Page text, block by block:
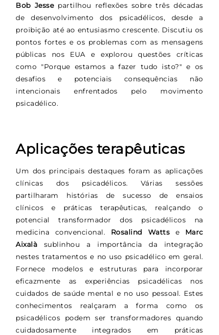
Bob Jessepartilhou reflexões sobre três décadas
de desenvolvimento dos psicadélicos, desde a
proibição até ao entusiasmo crescente. Discutiu os
pontos fortes e os problemas com as mensagens
públicas nos EUA e explorou questões críticas
como "Porque estamos a fazer tudo isto?" e os
desafios e potenciais consequências não
intencionais enfrentados pelo movimento
psicadélico.
Aplicações terapêuticas
Um dos principais destaques foram as aplicações
clínicas dos psicadélicos. Várias sessões
partilharam histórias de sucesso de ensaios
clínicos e práticas terapêuticas, realçando o
potencial transformador dos psicadélicos na
medicina convencional. Rosalind Watts e Marc
Aixalà sublinhou a importância da integração
nestes tratamentos e no uso psicadélico em geral.
Fornece modelos e estruturas para incorporar
eficazmente as experiências psicadélicas nos
cuidados de saúde mental e no uso pessoal. Estes
conhecimentos realçaram a forma como os
psicadélicos podem ser transformadores quando
cuidadosamente integrados em práticas